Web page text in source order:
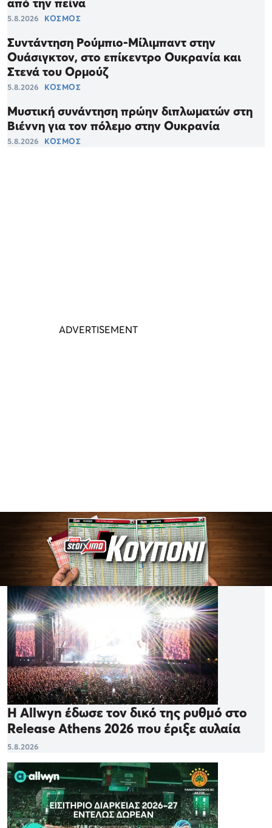
από την πείνα
5.8.2026 ΚΟΣΜΟΣ
Συντάντηση Ρούμπιο-Μίλιμπαντ στην
Ουάσιγκτον, στο επίκεντρο Ουκρανία και
Στενά του Ορμούζ
5.8.2026 ΚΟΣΜΟΣ
Μυστική συνάντηση πρώην διπλωματών στη
Βιέννη για τον πόλεμο στην Ουκρανία
5.8.2026 ΚΟΣΜΟΣ
Η Allwyn έδωσε τον δικό της ρυθμό στο
Release Athens 2026 που έριξε αυλαία
5.8.2026